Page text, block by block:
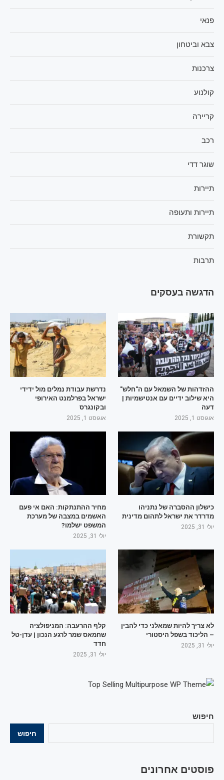
חיפוש
חיפוש
פוסטים אחרונים
פנאי
צבא וביטחון
צרכנות
קולנוע
קריירה
רכב
שוגר דדי
תיירות
תיירות ותעופה
תקשורת
תרבות
הדגשה בעסקים
ההזדהות של השמאל עם ה"חלש"
היא שילוב ידיים עם אנטישמיות |
דעה
אוגוסט 1, 2025
נדרשת עבודת נמלים מול ידידי
ישראל בפרלמנט האירופי
ובקונגרס
אוגוסט 1, 2025
כישלון ההסברה של נתניהו
מדרדר את ישראל לתהום מדינית
יולי 31, 2025
מחיר ההתנתקות: האם אי פעם
האשמים במצבה של מערכת
המשפט ישלמו?
יולי 31, 2025
לא צריך להיות שמאלני כדי להבין
– הליכוד בשפל היסטורי
יולי 31, 2025
קלף ההרעבה: המניפולציה
שחמאס שמר לרגע הנכון | עדן-טל
חדד
יולי 31, 2025